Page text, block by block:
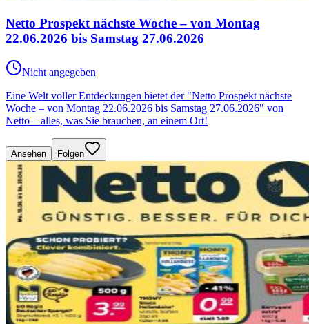
Netto Prospekt nächste Woche – von Montag
22.06.2026 bis Samstag 27.06.2026
Nicht angegeben
Eine Welt voller Entdeckungen bietet der "Netto Prospekt nächste
Woche – von Montag 22.06.2026 bis Samstag 27.06.2026" von
Netto – alles, was Sie brauchen, an einem Ort!
Ansehen Folgen